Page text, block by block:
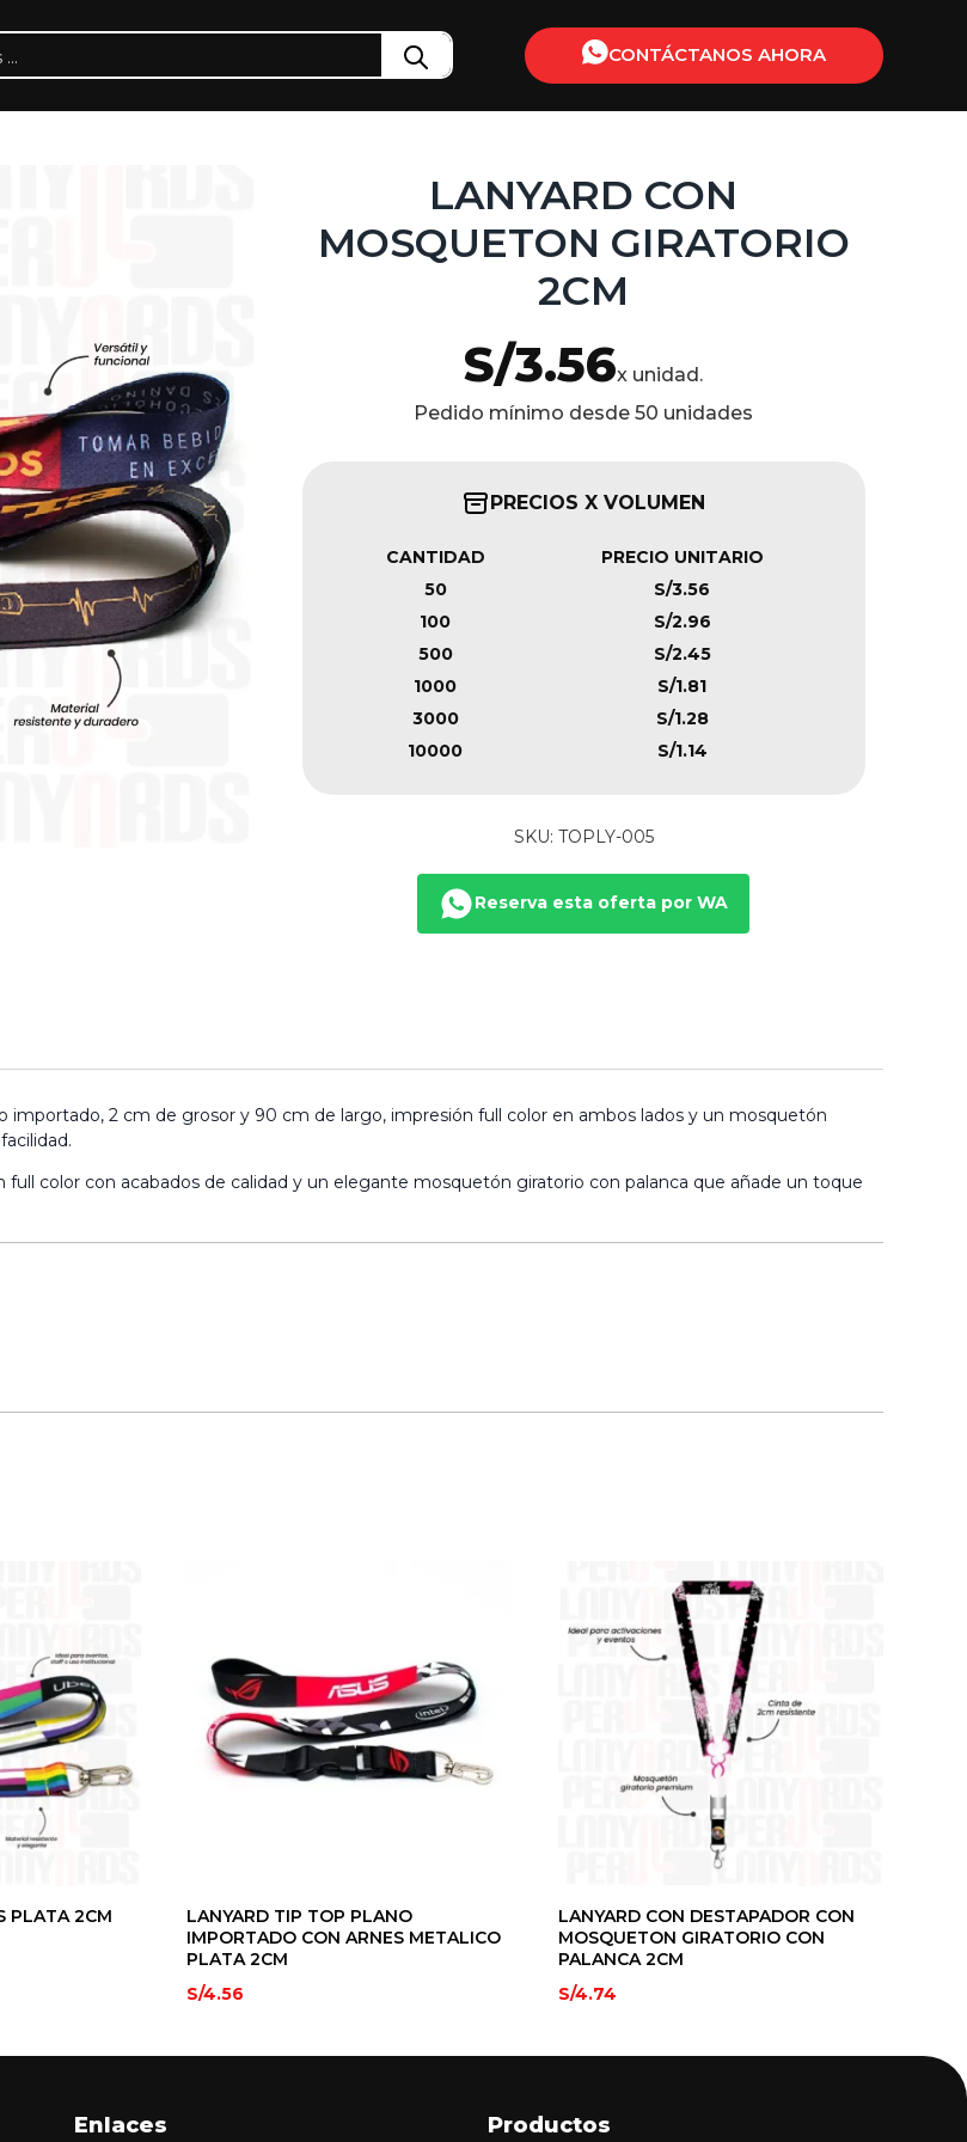
CONTÁCTANOS AHORA
LANYARD CON
MOSQUETON GIRATORIO
2CM
S/3.56x unidad.
Pedido mínimo desde 50 unidades
PRECIOS X VOLUMEN
CANTIDAD
PRECIO UNITARIO
50
S/3.56
100
S/2.96
500
S/2.45
1000
S/1.81
3000
S/1.28
10000
S/1.14
SKU: TOPLY-005
Reserva esta oferta por WA
importado, 2 cm de grosor y 90 cm de largo, impresión full color en ambos lados y un mosquetón
color con acabados de calidad y un elegante mosquetón giratorio con palanca que añade un toque
PLATA 2CM
LANYARD TIP TOP PLANO
IMPORTADO CON ARNES METALICO
PLATA 2CM
S/4.56
LANYARD CON DESTAPADOR CON
MOSQUETON GIRATORIO CON
PALANCA 2CM
S/4.74
Enlaces Productos